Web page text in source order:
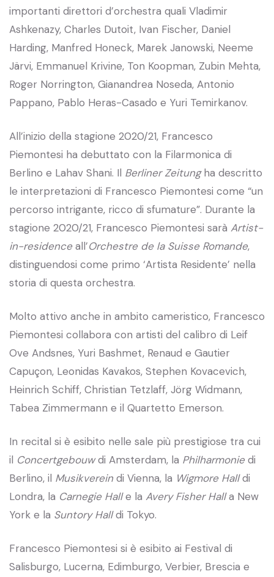
importanti direttori d’orchestra quali Vladimir
Ashkenazy, Charles Dutoit, Ivan Fischer, Daniel
Harding, Manfred Honeck, Marek Janowski, Neeme
Järvi, Emmanuel Krivine, Ton Koopman, Zubin Mehta,
Roger Norrington, Gianandrea Noseda, Antonio
Pappano, Pablo Heras-Casado e Yuri Temirkanov.
All’inizio della stagione 2020/21, Francesco
Piemontesi ha debuttato con la Filarmonica di
Berlino e Lahav Shani. Il Berliner Zeitungha descritto
le interpretazioni di Francesco Piemontesi come “un
percorso intrigante, ricco di sfumature”. Durante la
stagione 2020/21, Francesco Piemontesi sarà Artist-
in-residenceall’Orchestre de la Suisse Romande,
distinguendosi come primo ‘Artista Residente’ nella
storia di questa orchestra.
Molto attivo anche in ambito cameristico, Francesco
Piemontesi collabora con artisti del calibro di Leif
Ove Andsnes, Yuri Bashmet, Renaud e Gautier
Capuçon, Leonidas Kavakos, Stephen Kovacevich,
Heinrich Schiff, Christian Tetzlaff, Jörg Widmann,
Tabea Zimmermann e il Quartetto Emerson.
In recital si è esibito nelle sale più prestigiose tra cui
il Concertgebouwdi Amsterdam, la Philharmoniedi
Berlino, il Musikverein di Vienna, la Wigmore Halldi
Londra, la Carnegie Halle la Avery Fisher Halla New
York e la Suntory Halldi Tokyo.
Francesco Piemontesi si è esibito ai Festival di
Salisburgo, Lucerna, Edimburgo, Verbier, Brescia e